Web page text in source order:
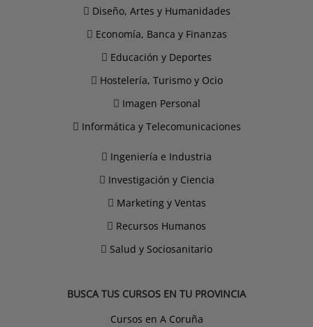
Diseño, Artes y Humanidades
Economía, Banca y Finanzas
Educación y Deportes
Hostelería, Turismo y Ocio
Imagen Personal
Informática y Telecomunicaciones
Ingeniería e Industria
Investigación y Ciencia
Marketing y Ventas
Recursos Humanos
Salud y Sociosanitario
BUSCA TUS CURSOS EN TU PROVINCIA
Cursos en A Coruña